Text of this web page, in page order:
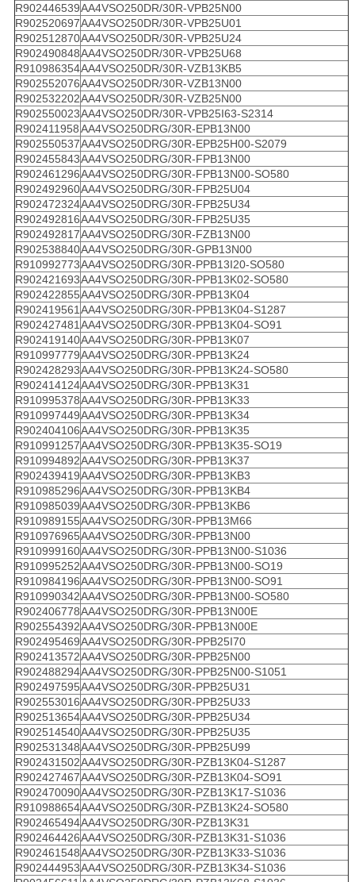
R902446539AA4VSO250DR/30R-VPB25N00
R902520697AA4VSO250DR/30R-VPB25U01
R902512870AA4VSO250DR/30R-VPB25U24
R902490848AA4VSO250DR/30R-VPB25U68
R910986354AA4VSO250DR/30R-VZB13KB5
R902552076AA4VSO250DR/30R-VZB13N00
R902532202AA4VSO250DR/30R-VZB25N00
R902550023AA4VSO250DR/30R-VPB25I63-S2314
R902411958AA4VSO250DRG/30R-EPB13N00
R902550537AA4VSO250DRG/30R-EPB25H00-S2079
R902455843AA4VSO250DRG/30R-FPB13N00
R902461296AA4VSO250DRG/30R-FPB13N00-SO580
R902492960AA4VSO250DRG/30R-FPB25U04
R902472324AA4VSO250DRG/30R-FPB25U34
R902492816AA4VSO250DRG/30R-FPB25U35
R902492817AA4VSO250DRG/30R-FZB13N00
R902538840AA4VSO250DRG/30R-GPB13N00
R910992773AA4VSO250DRG/30R-PPB13I20-SO580
R902421693AA4VSO250DRG/30R-PPB13K02-SO580
R902422855AA4VSO250DRG/30R-PPB13K04
R902419561 AA4VSO250DRG/30R-PPB13K04-S1287
R902427481 AA4VSO250DRG/30R-PPB13K04-SO91
R902419140AA4VSO250DRG/30R-PPB13K07
R910997779AA4VSO250DRG/30R-PPB13K24
R902428293AA4VSO250DRG/30R-PPB13K24-SO580
R902414124AA4VSO250DRG/30R-PPB13K31
R910995378AA4VSO250DRG/30R-PPB13K33
R910997449AA4VSO250DRG/30R-PPB13K34
R902404106AA4VSO250DRG/30R-PPB13K35
R910991257AA4VSO250DRG/30R-PPB13K35-SO19
R910994892AA4VSO250DRG/30R-PPB13K37
R902439419AA4VSO250DRG/30R-PPB13KB3
R910985296AA4VSO250DRG/30R-PPB13KB4
R910985039AA4VSO250DRG/30R-PPB13KB6
R910989155AA4VSO250DRG/30R-PPB13M66
R910976965AA4VSO250DRG/30R-PPB13N00
R910999160AA4VSO250DRG/30R-PPB13N00-S1036
R910995252AA4VSO250DRG/30R-PPB13N00-SO19
R910984196AA4VSO250DRG/30R-PPB13N00-SO91
R910990342AA4VSO250DRG/30R-PPB13N00-SO580
R902406778AA4VSO250DRG/30R-PPB13N00E
R902554392AA4VSO250DRG/30R-PPB13N00E
R902495469AA4VSO250DRG/30R-PPB25I70
R902413572AA4VSO250DRG/30R-PPB25N00
R902488294AA4VSO250DRG/30R-PPB25N00-S1051
R902497595AA4VSO250DRG/30R-PPB25U31
R902553016AA4VSO250DRG/30R-PPB25U33
R902513654AA4VSO250DRG/30R-PPB25U34
R902514540AA4VSO250DRG/30R-PPB25U35
R902531348AA4VSO250DRG/30R-PPB25U99
R902431502AA4VSO250DRG/30R-PZB13K04-S1287
R902427467AA4VSO250DRG/30R-PZB13K04-SO91
R902470090AA4VSO250DRG/30R-PZB13K17-S1036
R910988654AA4VSO250DRG/30R-PZB13K24-SO580
R902465494AA4VSO250DRG/30R-PZB13K31
R902464426AA4VSO250DRG/30R-PZB13K31-S1036
R902461548AA4VSO250DRG/30R-PZB13K33-S1036
R902444953AA4VSO250DRG/30R-PZB13K34-S1036